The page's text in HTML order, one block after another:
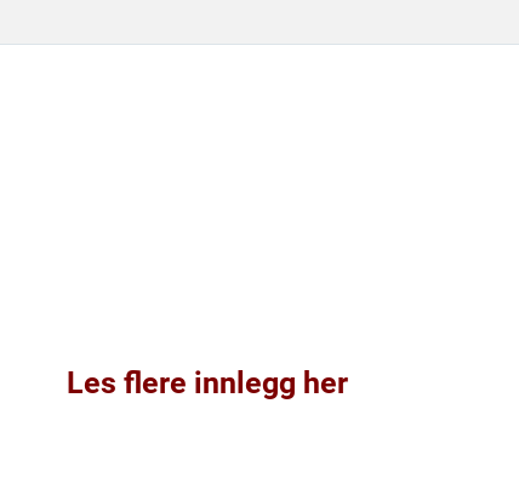
Les flere innlegg her